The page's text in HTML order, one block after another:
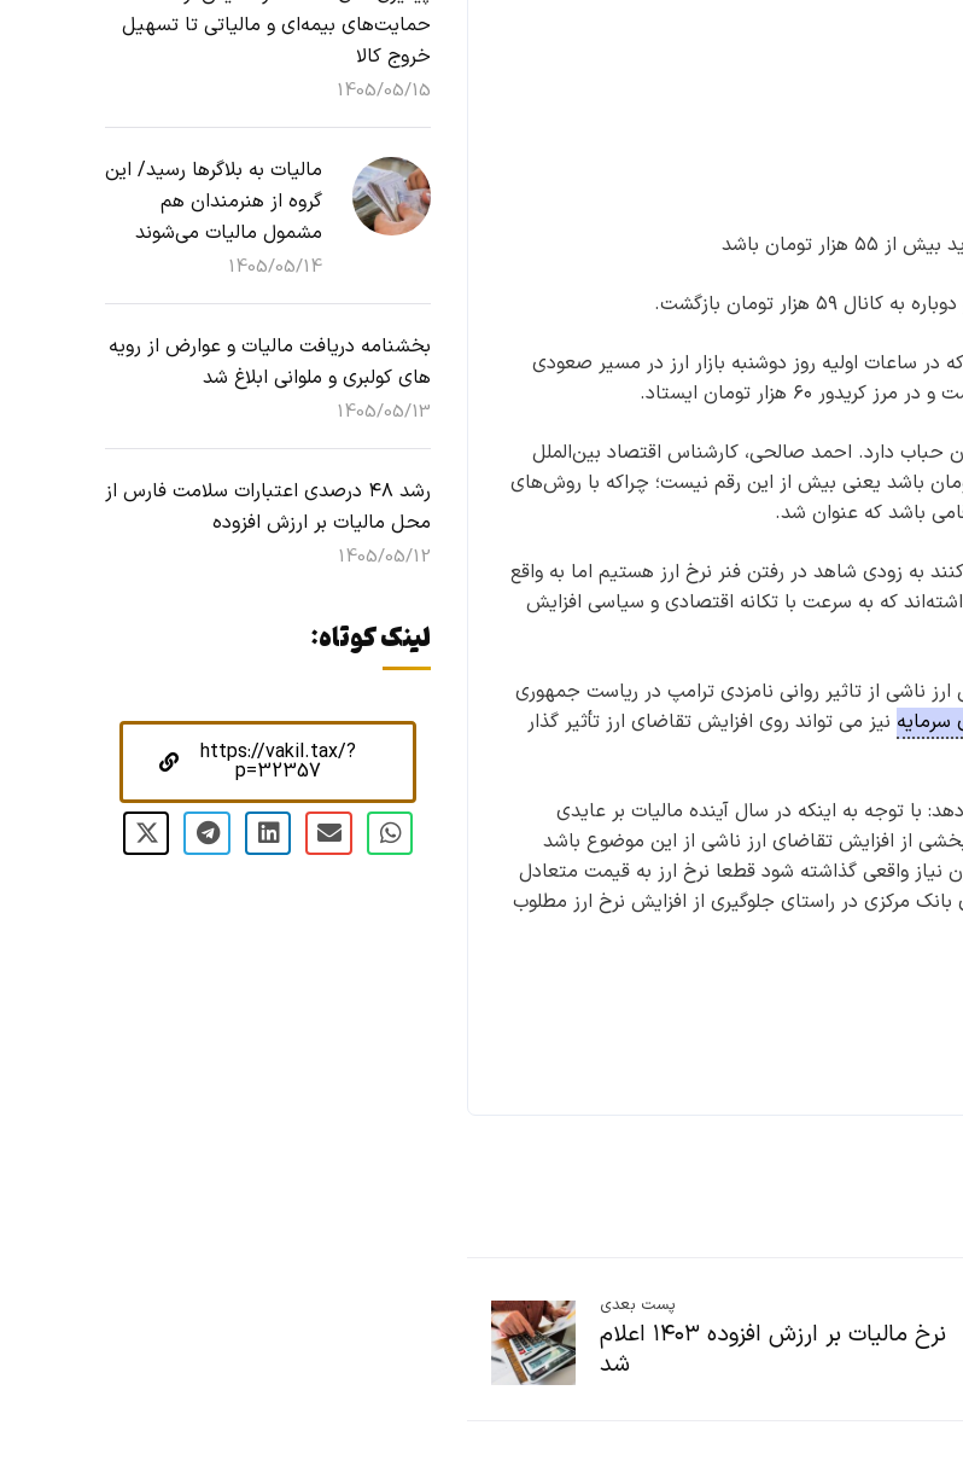
تومان باشد
در حالی است که در ساعات اولیه روز دوشنبه بازار ارز در مسیر صعودی
کارشناسان اعتقاد دارند که دلار ۵ هزار تومان حباب دارد. احمد صالحی، کارشناس اقتصاد بین‌الملل
کنونی دلار در بازار آزاد نباید بیش از ۵۵ هزار تومان باشد یعنی بیش از این رقم نیست؛ چراکه با روش‌های
باشد که عنوان شد.
به زودی شاهد در رفتن فنر نرخ ارز هستیم اما به واقع
که به سرعت با تکانه اقتصادی و سیاسی افزایش
ناشی از تاثیر روانی نامزدی ترامپ در ریاست جمهوری
سرمایه نیز می تواند روی افزایش تقاضای ارز تأثیر گذار
با توجه به اینکه در سال آینده مالیات بر عایدی
از افزایش تقاضای ارز ناشی از این موضوع باشد
نیاز واقعی گذاشته شود قطعا نرخ ارز به قیمت متعادل
بانک مرکزی در راستای جلوگیری از افزایش نرخ ارز مطلوب
پست بعدی
نرخ مالیات بر ارزش افزوده ۱۴۰۳ اعلام
شد
حمایت‌های بیمه‌ای و مالیاتی تا تسهیل
خروج کالا
1405/05/15
مالیات به بلاگرها رسید/ این
گروه از هنرمندان هم
مشمول مالیات می‌شوند
1405/05/14
بخشنامه دریافت مالیات و عوارض از رویه
های کولبری و ملوانی ابلاغ شد
1405/05/13
رشد ۴۸ درصدی اعتبارات سلامت فارس از
محل مالیات بر ارزش افزوده
1405/05/12
لینک کوتاه:
https://vakil.tax/?
p=32357